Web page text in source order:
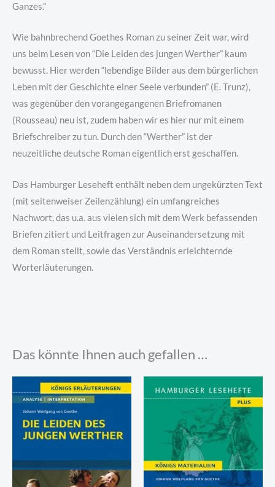
Ganzes.”
Wie bahnbrechend Goethes Roman zu seiner Zeit war, wird
uns beim Lesen von “Die Leiden des jungen Werther” kaum
bewusst. Hier werden “lebendige Bilder aus dem bürgerlichen
Leben mit der Geschichte einer Seele verbunden” (E. Trunz),
was gegenüber den vorangegangenen Briefromanen
(Rousseau) neu ist, zudem haben wir es hier nur mit einem
Briefschreiber zu tun. Durch den “Werther” ist der
neuzeitliche deutsche Roman eigentlich erst geschaffen.
Das Hamburger Leseheft enthält neben dem ungekürzten Text
(mit seitenweiser Zeilenzählung) ein umfangreiches
Nachwort, das u.a. aus vielen sich mit dem Werk befassenden
Briefen zitiert und Leitfragen zur Auseinandersetzung mit
dem Roman stellt, sowie das Verständnis erleichternde
Worterläuterungen.
Das könnte Ihnen auch gefallen …